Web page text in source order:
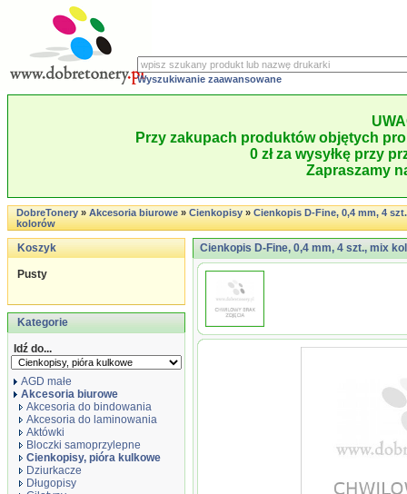
Wyszukiwanie zaawansowane
Przy zakupach produktów objętych
0 zł za wysyłkę przy
Zapraszamy
DobreTonery»Akcesoria biurowe»Cienkopisy»Cienkopis D-Fine, 0,4 mm, 4
kolorów
Koszyk
Pusty
Kategorie
Idź do...
AGD małe
Akcesoria biurowe
Akcesoria do bindowania
Akcesoria do laminowania
Aktówki
Bloczki samoprzylepne
Cienkopisy, pióra kulkowe
Dziurkacze
Długopisy
Cienkopis D-Fine, 0,4 mm, 4 szt., mix